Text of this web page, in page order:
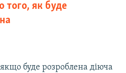
того, як буде
буде розроблена діюча